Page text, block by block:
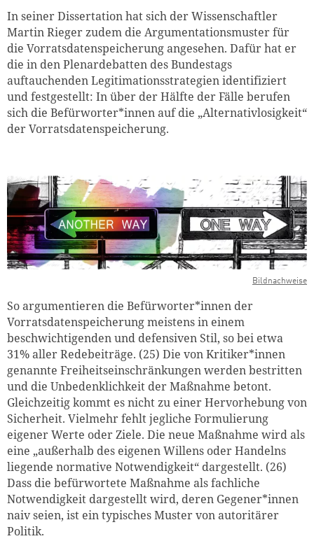
In seiner Dissertation hat sich der Wissenschaftler
Martin Rieger zudem die Argumentationsmuster für
die Vorratsdatenspeicherung angesehen. Dafür hat er
die in den Plenardebatten des Bundestags
auftauchenden Legitimationsstrategien identifiziert
und festgestellt: In über der Hälfte der Fälle berufen
sich die Befürworter*innen auf die „Alternativlosigkeit“
der Vorratsdatenspeicherung.
Bildnachweise
So argumentieren die Befürworter*innen der
Vorratsdatenspeicherung meistens in einem
beschwichtigenden und defensiven Stil, so bei etwa
31% aller Redebeiträge. (25) Die von Kritiker*innen
genannte Freiheitseinschränkungen werden bestritten
und die Unbedenklichkeit der Maßnahme betont.
Gleichzeitig kommt es nicht zu einer Hervorhebung von
Sicherheit. Vielmehr fehlt jegliche Formulierung
eigener Werte oder Ziele. Die neue Maßnahme wird als
eine „außerhalb des eigenen Willens oder Handelns
liegende normative Notwendigkeit“ dargestellt. (26)
Dass die befürwortete Maßnahme als fachliche
Notwendigkeit dargestellt wird, deren Gegener*innen
naiv seien, ist ein typisches Muster von autoritärer
Politik.